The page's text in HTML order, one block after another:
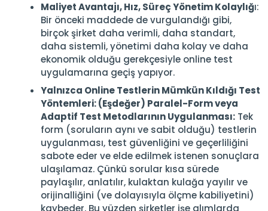
Maliyet Avantajı, Hız, Süreç Yönetim Kolaylığı:
Bir önceki maddede de vurgulandığı gibi,
birçok şirket daha verimli, daha standart,
daha sistemli, yönetimi daha kolay ve daha
ekonomik olduğu gerekçesiyle online test
uygulamarına geçiş yapıyor.
Yalnızca Online Testlerin Mümkün Kıldığı Test
Yöntemleri: (Eşdeğer) Paralel-Form veya
Adaptif Test Metodlarının Uygulanması: Tek
form (soruların aynı ve sabit olduğu) testlerin
uygulanması, test güvenliğini ve geçerliliğini
sabote eder ve elde edilmek istenen sonuçlara
ulaşılamaz. Çünkü sorular kısa sürede
paylaşılır, anlatılır, kulaktan kulağa yayılır ve
orijinalliğini (ve dolayısıyla ölçme kabiliyetini)
kaybeder. Bu yüzden şirketler işe alımlarda